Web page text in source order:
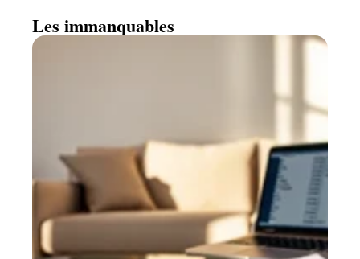
Les immanquables